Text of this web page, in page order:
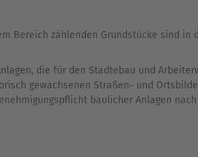
Bereich zählenden Grundstücke sind in
die für den Städtebau und
gewachsenen Straßen- und
baulicher Anlagen